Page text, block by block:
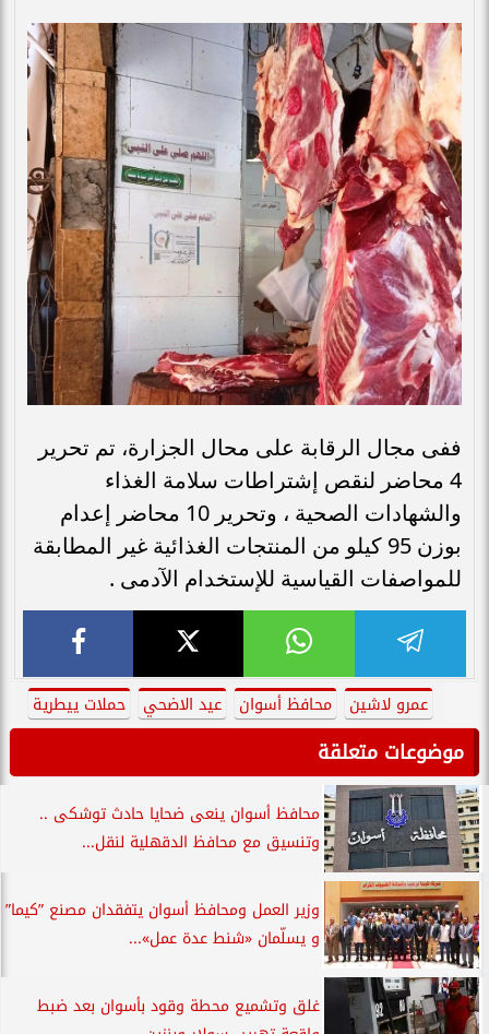
ففى مجال الرقابة على محال الجزارة، تم تحرير
4 محاضر لنقص إشتراطات سلامة الغذاء
والشهادات الصحية ، وتحرير 10 محاضر إعدام
بوزن 95 كيلو من المنتجات الغذائية غير المطابقة
للمواصفات القياسية للإستخدام الآدمى .
عمرو لاشين محافظ أسوان عيد الاضحي حملات ييطرية
موضوعات متعلقة
محافظ أسوان ينعى ضحايا حادث توشكى ..
وتنسيق مع محافظ الدقهلية لنقل...
وزير العمل ومحافظ أسوان يتفقدان مصنع ”كيما”
و يسلّمان «شنط عدة عمل»...
غلق وتشميع محطة وقود بأسوان بعد ضبط